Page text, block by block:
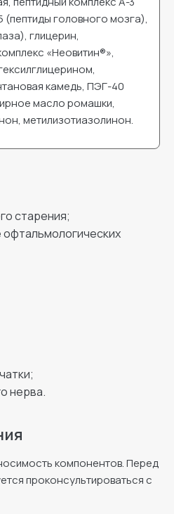
головного мозга),
глицерин,
«Неовитин®»,
камедь, ПЭГ-40
масло ромашки,
метилизотиазолинон.
старения;
нерва.
компонентов. Перед
проконсультироваться с